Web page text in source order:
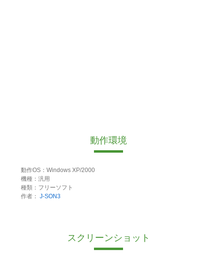
動作環境
動作OS：Windows XP/2000
機種：汎用
種類：フリーソフト
作者： J-SON3
スクリーンショット